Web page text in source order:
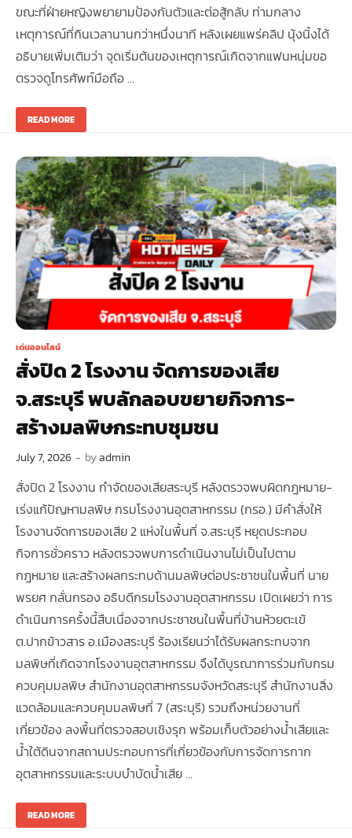
ขณะที่ฝ่ายหญิงพยายามป้องกันตัวและต่อสู้กลับ ท่ามกลาง
เหตุการณ์ที่กินเวลานานกว่าหนึ่งนาที หลังเผยแพร่คลิป นุ้งนิ้งได้
อธิบายเพิ่มเติมว่า จุดเริ่มต้นของเหตุการณ์เกิดจากแฟนหนุ่มขอ
ตรวจดูโทรศัพท์มือถือ …
READ MORE
เด่นออนไลน์
สั่งปิด 2 โรงงาน จัดการของเสีย
จ.สระบุรี พบลักลอบขยายกิจการ-
สร้างมลพิษกระทบชุมชน
July 7, 2026 - byadmin
สั่งปิด 2 โรงงาน กำจัดของเสียสระบุรี หลังตรวจพบผิดกฎหมาย-
เร่งแก้ปัญหามลพิษ กรมโรงงานอุตสาหกรรม (กรอ.) มีคำสั่งให้
โรงงานจัดการของเสีย 2 แห่งในพื้นที่ จ.สระบุรี หยุดประกอบ
กิจการชั่วคราว หลังตรวจพบการดำเนินงานไม่เป็นไปตาม
กฎหมาย และสร้างผลกระทบด้านมลพิษต่อประชาชนในพื้นที่ นาย
พรยศ กลั่นกรอง อธิบดีกรมโรงงานอุตสาหกรรม เปิดเผยว่า การ
ดำเนินการครั้งนี้สืบเนื่องจากประชาชนในพื้นที่บ้านห้วยตะเข้
ต.ปากข้าวสาร อ.เมืองสระบุรี ร้องเรียนว่าได้รับผลกระทบจาก
มลพิษที่เกิดจากโรงงานอุตสาหกรรม จึงได้บูรณาการร่วมกับกรม
ควบคุมมลพิษ สำนักงานอุตสาหกรรมจังหวัดสระบุรี สำนักงานสิ่ง
แวดล้อมและควบคุมมลพิษที่ 7 (สระบุรี) รวมถึงหน่วยงานที่
เกี่ยวข้อง ลงพื้นที่ตรวจสอบเชิงรุก พร้อมเก็บตัวอย่างน้ำเสียและ
น้ำใต้ดินจากสถานประกอบการที่เกี่ยวข้องกับการจัดการกาก
อุตสาหกรรมและระบบบำบัดน้ำเสีย …
READ MORE